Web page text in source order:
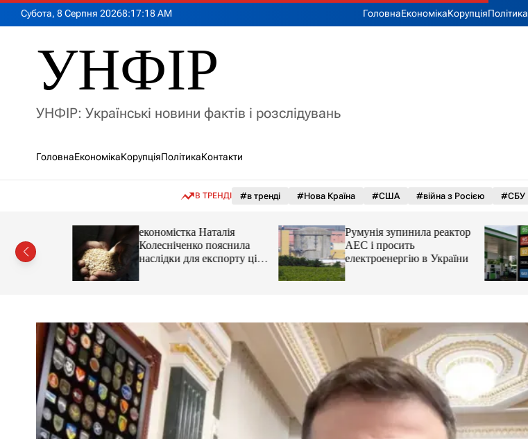
Субота, 8 Серпня 20268:17:19AM ГоловнаЕкономікаКорупціяПолітика
УНФІР
УНФІР: Українські новини фактів і розслідувань
ГоловнаЕкономікаКорупціяПолітикаКонтакти
В ТРЕНДІ #в тренді #Нова Країна #США #війна з Росією #СБУ
економістка Наталія
Колесніченко пояснила
наслідки для експорту цін і
курсу
Румунія зупинила реактор
АЕС і просить
електроенергію в України